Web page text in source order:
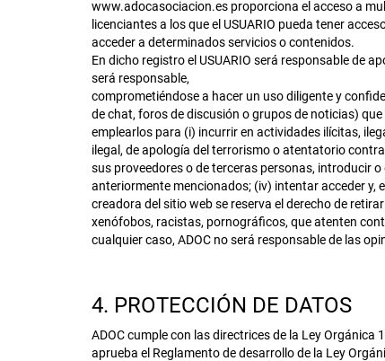
www.adocasociacion.es proporciona el acceso a
licenciantes a los que el USUARIO pueda tener
acceder a determinados servicios o contenidos.
En dicho registro el USUARIO será responsable de
será responsable,
comprometiéndose a hacer un uso diligente y
de chat, foros de discusión o grupos de noticias)
emplearlos para (i) incurrir en actividades ilícitas,
ilegal, de apología del terrorismo o atentatorio
sus proveedores o de terceras personas, introducir
anteriormente mencionados; (iv) intentar acceder y,
creadora del sitio web se reserva el derecho de
xenófobos, racistas, pornográficos, que atenten
cualquier caso, ADOC no será responsable de las
4. PROTECCIÓN DE DATOS
ADOC cumple con las directrices de la Ley
aprueba el Reglamento de desarrollo de la Ley